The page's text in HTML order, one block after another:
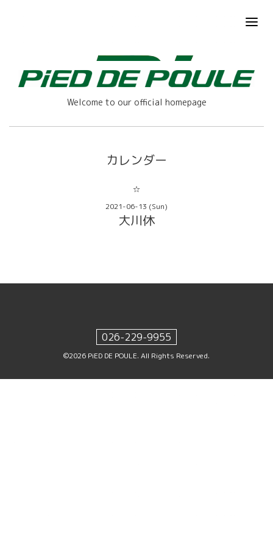
Welcome to our official homepage
カレンダー
☆
2021-06-13 (Sun)
大川休
026-229-9955
©2026 PiED DE POULE. All Rights Reserved.